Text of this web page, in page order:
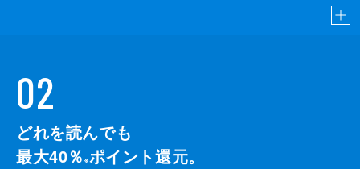
02
どれを読んでも
最大40％ ※ポイント還元。